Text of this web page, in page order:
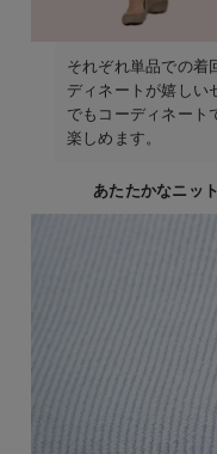
それぞれ単品での着
ディネートが嬉しい
でもコーディネート
楽しめます。
あたたかなニッ